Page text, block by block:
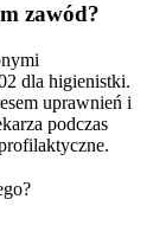
zawód?
dla higienistki.
uprawnień i
podczas